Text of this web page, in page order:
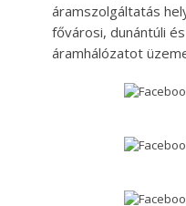
áramszolgáltatás
fővárosi, dunántúli
áramhálózatot